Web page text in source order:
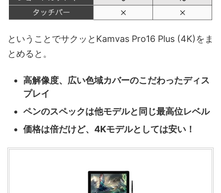
ということでサクッとKamvas Pro16 Plus (4K)をま
とめると。
高解像度、広い色域カバーのこだわったディス
プレイ
ペンのスペックは他モデルと同じ最高位レベル
価格は倍だけど、4Kモデルとしては安い！